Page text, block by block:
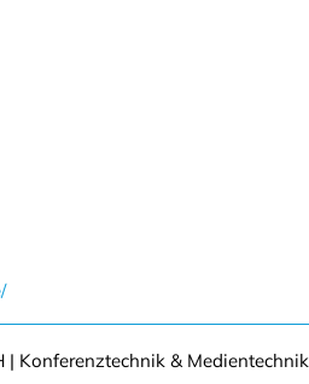
Konferenztechnik & Medientechnik